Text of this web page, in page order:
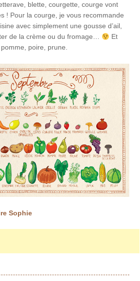
blette, courgette, courge vont
! Pour la courge, je vous recommande
avec simplement une gousse d’ail,
de la crème ou du fromage…
Et
poire, prune.
Sophie